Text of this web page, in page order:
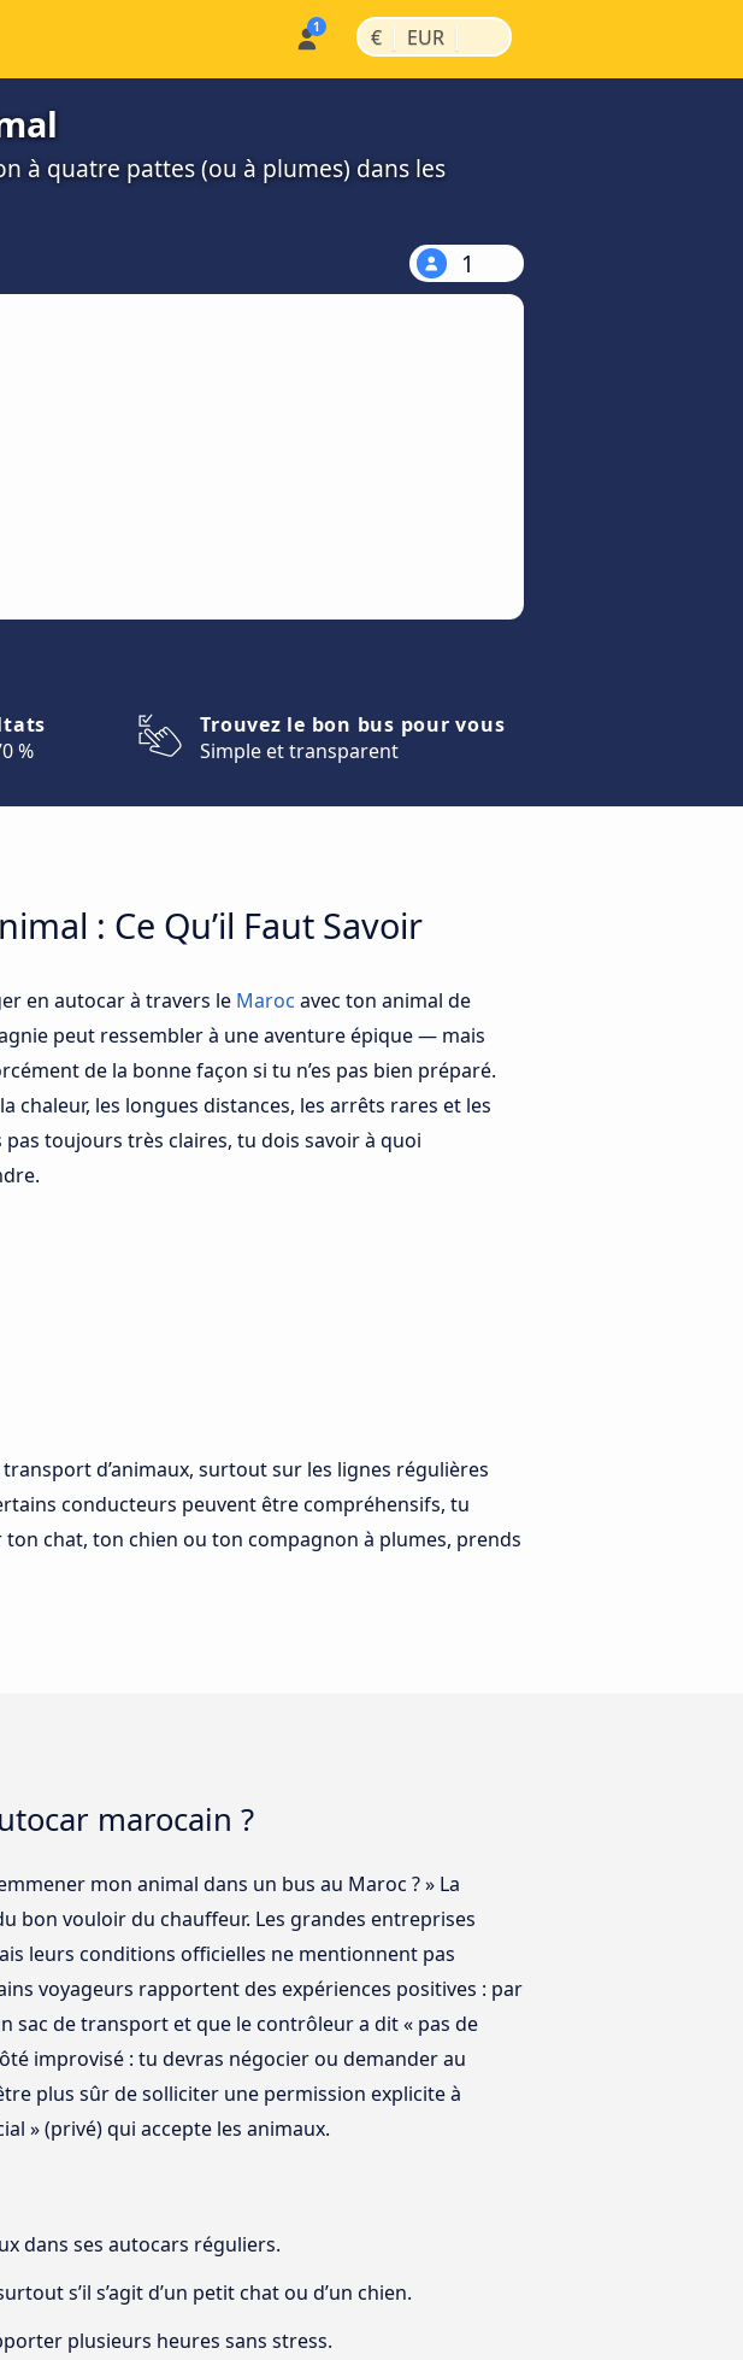
€ | EUR |
à quatre pattes (ou à plumes) dans les
1
%
Trouvez le bon bus pour vous
Simple et transparent
: Ce Qu’il Faut Savoir
en autocar à travers le Maroc avec ton animal de
peut ressembler à une aventure épique — mais
de la bonne façon si tu n’es pas bien préparé.
chaleur, les longues distances, les arrêts rares et les
pas toujours très claires, tu dois savoir à quoi
d’animaux, surtout sur les lignes régulières
conducteurs peuvent être compréhensifs, tu
chat, ton chien ou ton compagnon à plumes, prends
marocain ?
mon animal dans un bus au Maroc ? » La
bon vouloir du chauffeur. Les grandes entreprises
leurs conditions officielles ne mentionnent pas
voyageurs rapportent des expériences positives : par
sac de transport et que le contrôleur a dit « pas de
improvisé : tu devras négocier ou demander au
plus sûr de solliciter une permission explicite à
» (privé) qui accepte les animaux.
dans ses autocars réguliers.
s’il s’agit d’un petit chat ou d’un chien.
plusieurs heures sans stress.